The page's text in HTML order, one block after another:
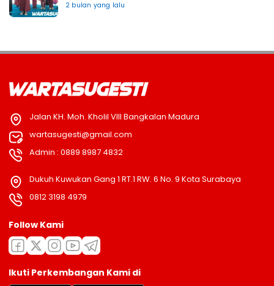
2 bulan yang lalu
Jalan KH. Moh. Kholil VIII Bangkalan Madura
wartasugesti@gmail.com
Admin : 0889 8987 4832
Dukuh Kuwukan Gang 1 RT.1 RW. 6 No. 9 Kota Surabaya
0812 3198 4979
Follow Kami
Ikuti Perkembangan Kami di